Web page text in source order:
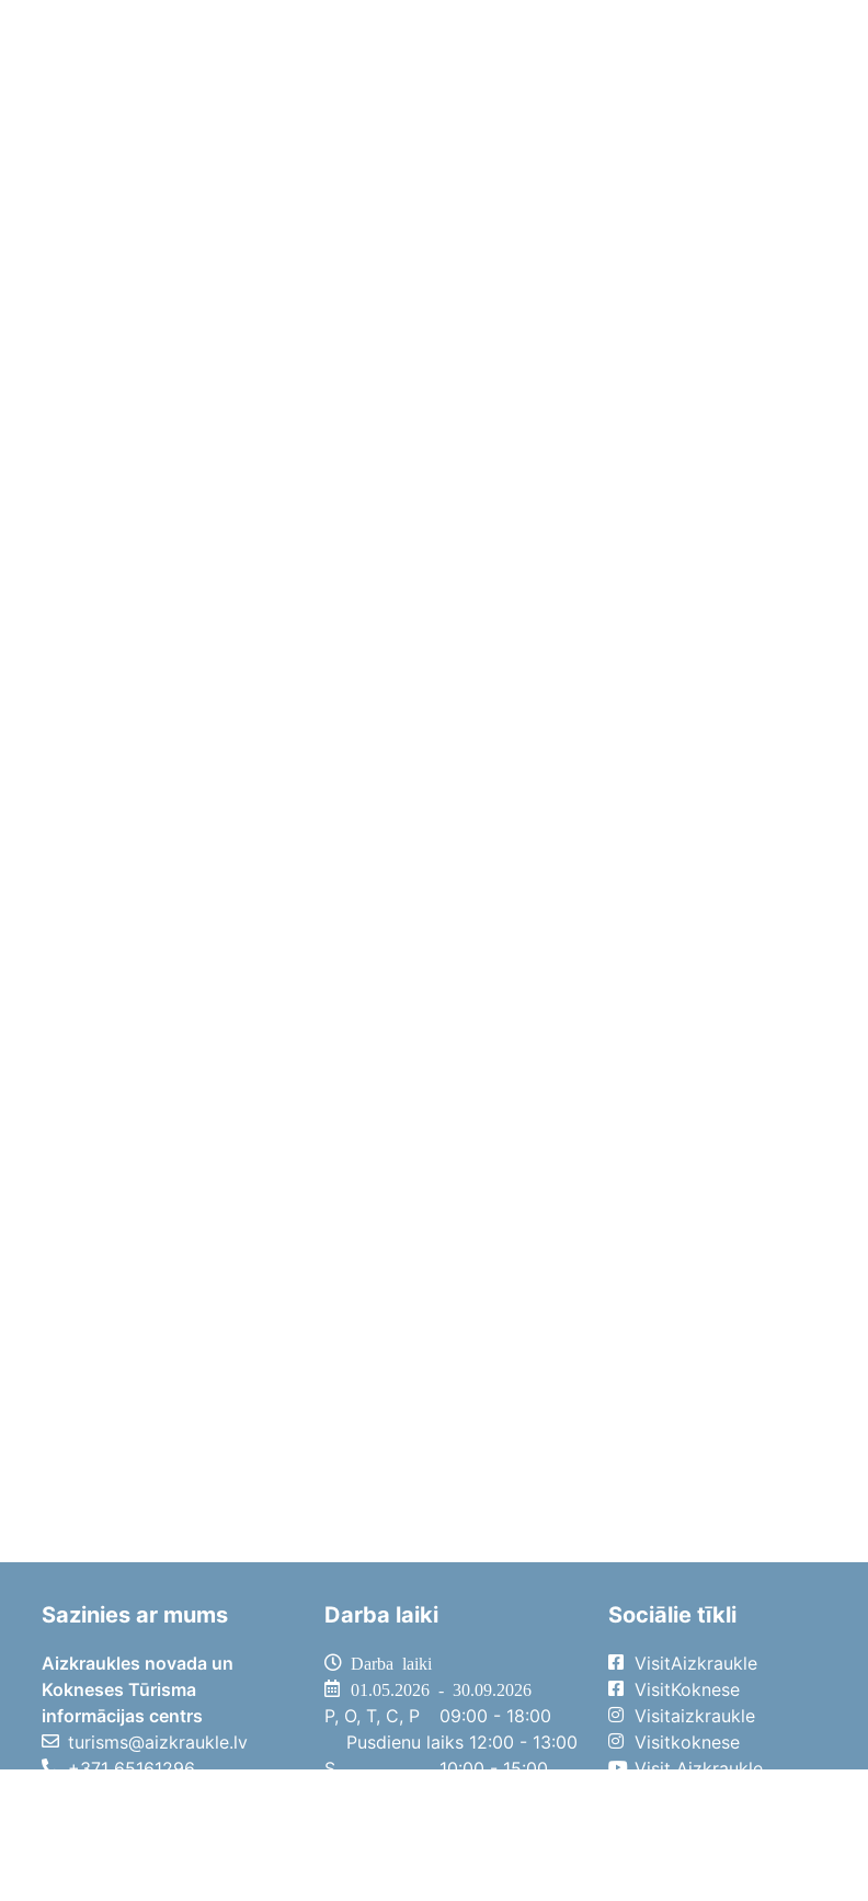
Sazinies ar mums
Aizkraukles novada un
Kokneses Tūrisma
informācijas centrs
turisms@aizkraukle.lv
+371 65161296
Darba laiki
Darba laiki
01.05.2026 - 30.09.2026
P, O, T, C, P
09:00 - 18:00
Pusdienu laiks 12:00 - 13:00
S
10:00 - 15:00
Sociālie tīkli
VisitAizkraukle
VisitKoknese
Visitaizkraukle
Visitkoknese
Visit Aizkraukle